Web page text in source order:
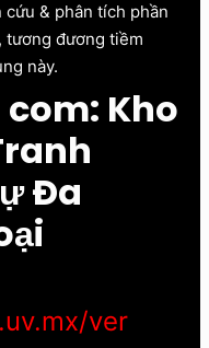
& phân tích phần
tương đương tiềm
này.
Kho
Đa
ver